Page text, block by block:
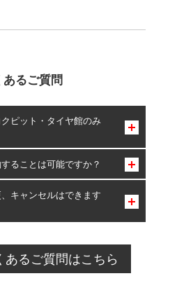
あるご質問
ピット・タイヤ館のみ
のみとなります。
ることは可能ですか？
は可能です。
み合わせに限り、同時にご予約が
。
キャンセルはできます
日前を過ぎている場合のご予約
ては、直接ご予約の店舗まで
あるご質問はこちら